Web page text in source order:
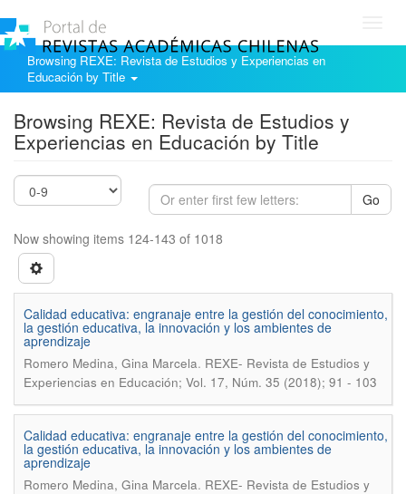
Browsing REXE: Revista de Estudios y Experiencias en
Educación by Title
Browsing REXE: Revista de Estudios y
Experiencias en Educación by Title
Go
Now showing items 124-143 of 1018
Calidad educativa: engranaje entre la gestión del conocimiento,
la gestión educativa, la innovación y los ambientes de
aprendizaje
Romero Medina, Gina Marcela. REXE- Revista de Estudios y
Experiencias en Educación; Vol. 17, Núm. 35 (2018); 91 - 103
Calidad educativa: engranaje entre la gestión del conocimiento,
la gestión educativa, la innovación y los ambientes de
aprendizaje
Romero Medina, Gina Marcela. REXE- Revista de Estudios y